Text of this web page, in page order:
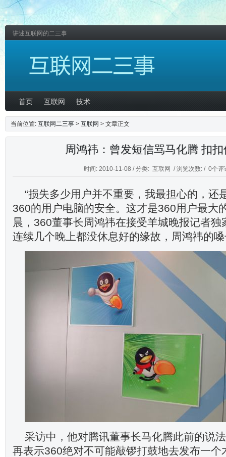
讲述互联网的二三事
首页 互联网 技术
当前位置: 互联网二三事 > 互联网 > 文章正文
周鸿祎：曾发短信骂马化腾 扣
时间: 2010-11-08 / 分类: 互联网 / 浏览次数: / 0个评
“损失多少用户并不重要，我最担心的，还
360的用户电脑的安全。这才是360用户最大
晨，360董事长周鸿祎在接受羊城晚报记者独
连续几个晚上都没休息好的缘故，周鸿祎的
采访中，他对腾讯董事长马化腾此前的说
再表示360绝对不可能敲锣打鼓地去发布一个